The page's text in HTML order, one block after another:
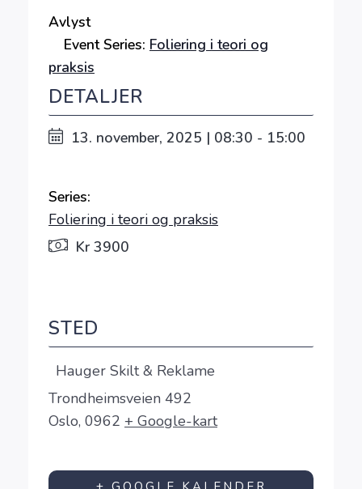
Avlyst
Event Series: Foliering i teori og
praksis
DETALJER
13. november, 2025 | 08:30 - 15:00
Series:
Foliering i teori og praksis
Kr 3900
STED
Hauger Skilt & Reklame
Trondheimsveien 492
Oslo, 0962 + Google-kart